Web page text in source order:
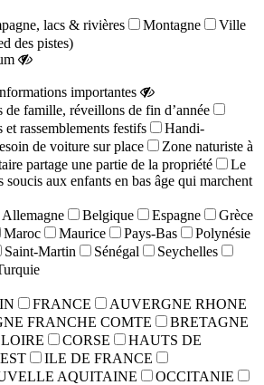
lacs & rivières Montagne
Ville
des pistes)
importantes
de famille, réveillons de fin d’année
rassemblements festifs
Handi-
de voiture sur place
Zone naturiste à
partage une partie de la propriété
Le
soucis aux enfants en bas âge qui marchent
Allemagne Belgique Espagne
Grèce
Maroc Maurice Pays-Bas
Polynésie
Saint-Martin Sénégal
Seychelles
FRANCE
AUVERGNE RHONE
FRANCHE COMTE
BRETAGNE
CORSE
HAUTS DE
ILE DE FRANCE
AQUITAINE
OCCITANIE